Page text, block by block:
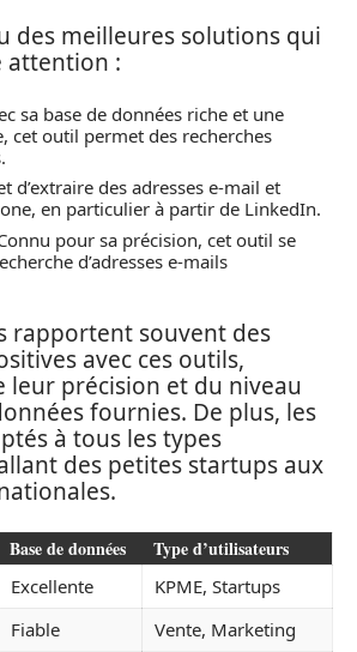
des meilleures solutions qui
attention :
sa base de données riche et une
cet outil permet des recherches
d’extraire des adresses e-mail et
en particulier à partir de LinkedIn.
pour sa précision, cet outil se
d’adresses e-mails
rapportent souvent des
avec ces outils,
leur précision et du niveau
fournies. De plus, les
à tous les types
des petites startups aux
Base de données Type d’utilisateurs
Excellente
KPME, Startups
Fiable Vente, Marketing